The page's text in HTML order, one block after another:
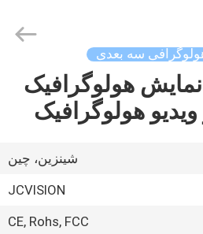
سه بعدی
زنده آپلود 3D نمایش هولوگرافیک
هولوگرافیک
شينزين، چين
JCVISION
CE, Rohs, FCC